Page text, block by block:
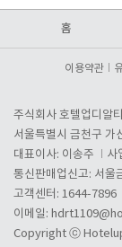
홈
이용약관
주식회사 호텔업디알티
서울특별시 금천구 가
대표이사: 이송주
사
통신판매업신고: 서울
고객센터: 1644-7896
이메일:
Copyright ⓒ